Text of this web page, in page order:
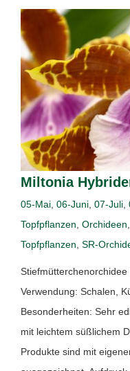
Miltonia
05-Mai, 06-Juni, 07-Juli,
Topfpflanzen, Orchideen,
Topfpflanzen, SR-
Verwendung: Schalen,
Besonderheiten: Sehr
mit leichtem süßlichem
Produkte sind mit